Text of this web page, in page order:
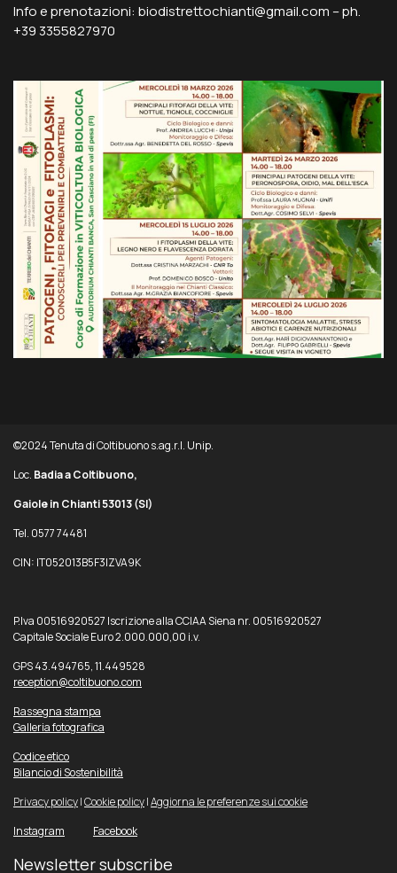
Info e prenotazioni: biodistrettochianti@gmail.com – ph.
+39 3355827970
©2024 Tenuta di Coltibuono s.ag.r.l. Unip.
Loc. Badia a Coltibuono,
Gaiole in Chianti 53013(SI)
Tel. 0577 74481
CIN: IT052013B5F3IZVA9K
P.Iva 00516920527 Iscrizione alla CCIAA Siena nr. 00516920527
Capitale Sociale Euro 2.000.000,00 i.v.
GPS 43.494765, 11.449528
reception@coltibuono.com
Rassegna stampa
Galleria fotografica
Codice etico
Bilancio di Sostenibilità
Privacy policy|Cookie policy|Aggiorna le preferenze sui cookie
Instagram
Facebook
Newsletter subscribe